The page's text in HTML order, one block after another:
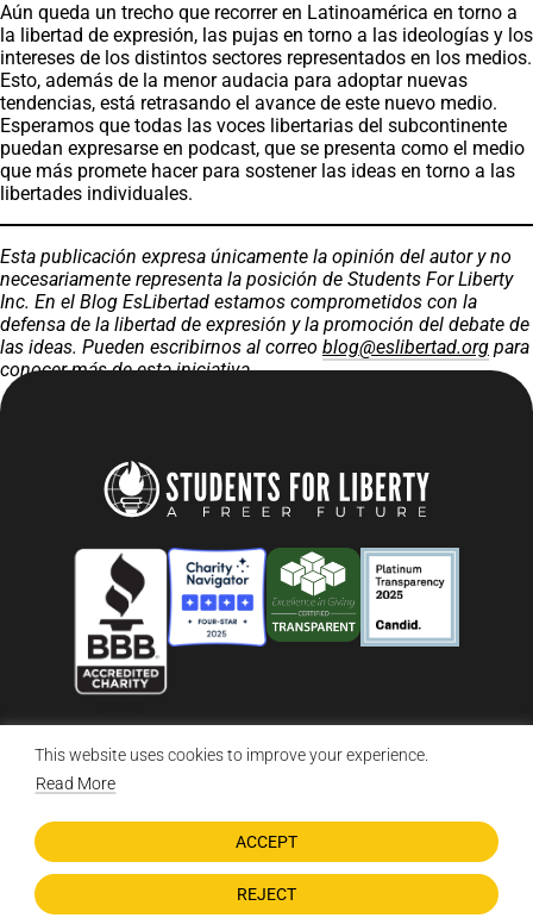
This website uses cookies to improve your experience.
Read More
REJECT
ACCEPT
Aún queda un trecho que recorrer en Latinoamérica en torno a
la libertad de expresión, las pujas en torno a las ideologías y los
intereses de los distintos sectores representados en los medios.
Esto, además de la menor audacia para adoptar nuevas
tendencias, está retrasando el avance de este nuevo medio.
Esperamos que todas las voces libertarias del subcontinente
puedan expresarse en podcast, que se presenta como el medio
que más promete hacer para sostener las ideas en torno a las
libertades individuales.
Esta publicación expresa únicamente la opinión del autor y no
necesariamente representa la posición de Students For Liberty
Inc. En el Blog EsLibertad estamos comprometidos con la
defensa de la libertad de expresión y la promoción del debate de
las ideas. Pueden escribirnos al correo blog@eslibertad.org para
conocer más de esta iniciativa
© 2026 Students For Liberty, All Rights Reserved
Privacy Policy
DONATE NOW